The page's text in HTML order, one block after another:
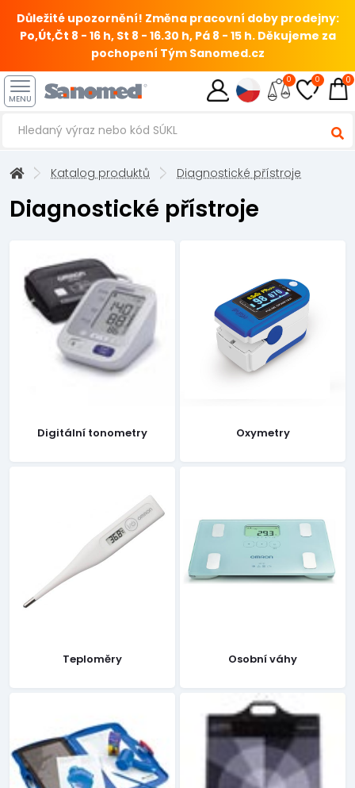
Důležité upozornění! Změna pracovní doby prodejny:
Po,Út,Čt 8 - 16 h, St 8 - 16.30 h, Pá 8 - 15 h. Děkujeme za
pochopení Tým Sanomed.cz
MENU
0 0 0
Katalog produktů Diagnostické přístroje
Diagnostické přístroje
Digitální tonometry Oxymetry
Teploměry Osobní váhy